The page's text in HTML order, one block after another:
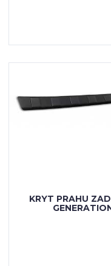
KRYT PRAHU